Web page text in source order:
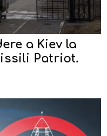
a Kiev la
Patriot.